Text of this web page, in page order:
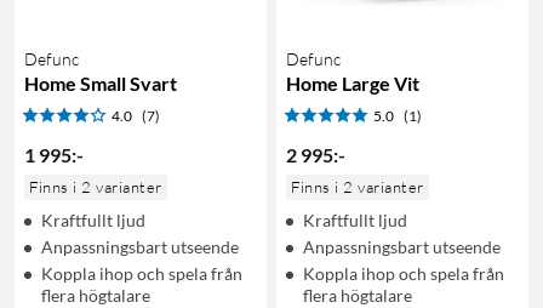
Defunc
Home Small Svart
4.0 (7)
1 995:-
Finns i 2 varianter
Kraftfullt ljud
Anpassningsbart utseende
Koppla ihop och spela från
flera högtalare
Defunc
Home Large Vit
5.0 (1)
2 995:-
Finns i 2 varianter
Kraftfullt ljud
Anpassningsbart utseende
Koppla ihop och spela från
flera högtalare